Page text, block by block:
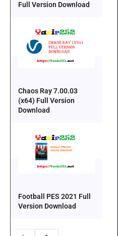
Full Version Download
Chaos Ray 7.00.03
(x64) Full Version
Download
Football PES 2021 Full
Version Download